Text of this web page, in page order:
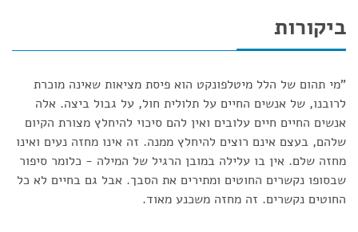
ביקורות
"מי תהום של הלל מיטלפונקט הוא פיסת מציאות שאינה מוכרת
לרובנו, של אנשים החיים על תלולית חול, על גבול ביצה. אלה
אנשים החיים חיים עלובים ואין להם סיכוי להיחלץ מצורת הקיום
שלהם, בעצם אינם רוצים להיחלץ ממנה. זה אינו מחזה נעים ואינו
מחזה שלם. אין בו עלילה במובן הרגיל של המילה - כלומר סיפור
שבסופו נקשרים החוטים ומתירים את הסבך. אבל גם בחיים לא כל
החוטים נקשרים. זה מחזה משכנע מאוד.